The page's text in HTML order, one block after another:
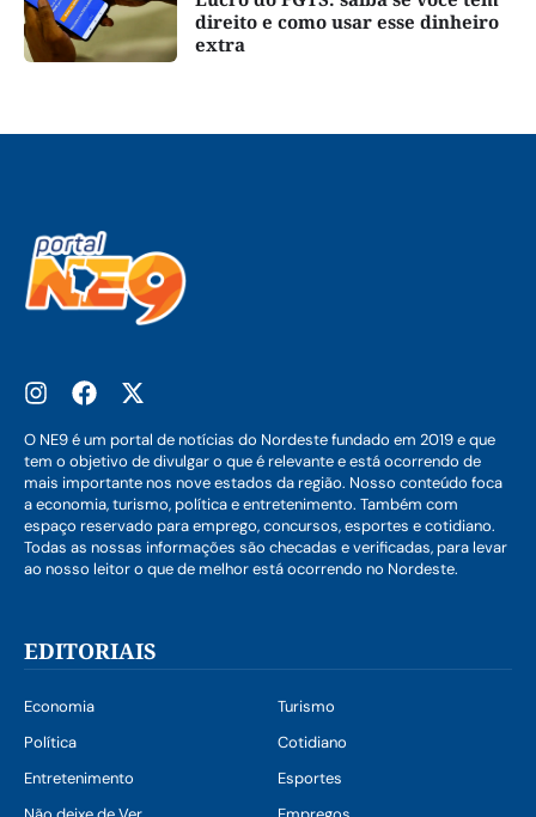
direito e como usar esse dinheiro
extra
O NE9 é um portal de notícias do Nordeste fundado em 2019 e que
tem o objetivo de divulgar o que é relevante e está ocorrendo de
mais importante nos nove estados da região. Nosso conteúdo foca
a economia, turismo, política e entretenimento. Também com
espaço reservado para emprego, concursos, esportes e cotidiano.
Todas as nossas informações são checadas e verificadas, para levar
ao nosso leitor o que de melhor está ocorrendo no Nordeste.
EDITORIAIS
Economia
Turismo
Política
Cotidiano
Entretenimento
Esportes